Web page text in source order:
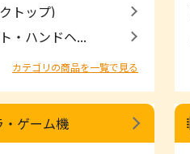
トップ)
・ハンドヘ...
カテゴリの商品を一覧で見る
・ゲーム機